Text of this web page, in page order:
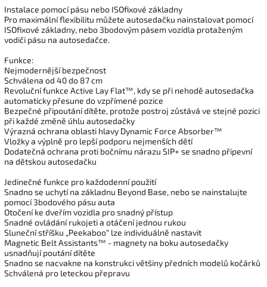
Instalace pomocí pásu nebo ISOfixové základny
Pro maximální flexibilitu můžete autosedačku nainstalovat pomocí
ISOfixové základny, nebo 3bodovým pásem vozidla protaženým
vodiči pásu na autosedačce.
Funkce:
Nejmodernější bezpečnost
Schválena od 40 do 87 cm
Revoluční funkce Active Lay Flat™, kdy se při nehodě autosedačka
automaticky přesune do vzpřímené pozice
Bezpečné připoutání dítěte, protože postroj zůstává ve stejné pozici
při každé změně úhlu autosedačky
Výrazná ochrana oblasti hlavy Dynamic Force Absorber™
Vložky a výplně pro lepší podporu nejmenších dětí
Dodatečná ochrana proti bočnímu nárazu SIP+ se snadno připevní
na dětskou autosedačku
Jedinečné funkce pro každodenní použití
Snadno se uchytí na základnu Beyond Base, nebo se nainstalujte
pomocí 3bodového pásu auta
Otočení ke dveřím vozidla pro snadný přístup
Snadné ovládání rukojeti a otáčení jednou rukou
Sluneční stříšku „Peekaboo“ lze individuálně nastavit
Magnetic Belt Assistants™ - magnety na boku autosedačky
usnadňují poutání dítěte
Snadno se nacvakne na konstrukci většiny předních modelů kočárků
Schválená pro leteckou přepravu